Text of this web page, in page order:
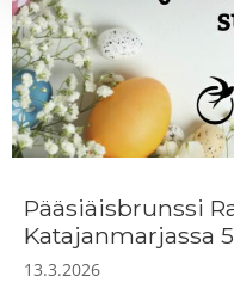
Pääsiäisbrunssi
Katajanmarjassa
13.3.2026